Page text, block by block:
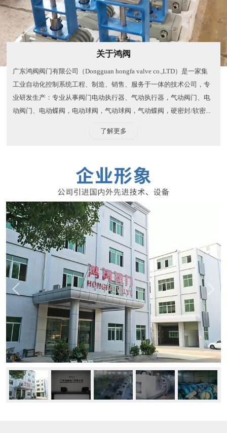
关于鸿阀
广东鸿阀阀门有限公司（Dongguan hongfa valve co.,LTD）是一家集
工业自动化控制系统工程、制造、销售、服务于一体的技术公司，专
业研发生产：专业从事阀门电动执行器、气动执行器，气动阀门、电
动阀门、电动蝶阀，电动球阀，气动球阀，气动蝶阀，硬密封/软密...
了解更多